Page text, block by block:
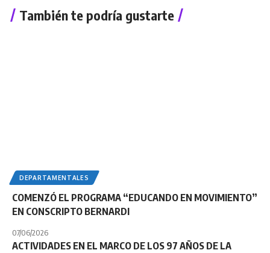
También te podría gustarte
DEPARTAMENTALES
COMENZÓ EL PROGRAMA “EDUCANDO EN MOVIMIENTO”
EN CONSCRIPTO BERNARDI
07/06/2026
ACTIVIDADES EN EL MARCO DE LOS 97 AÑOS DE LA